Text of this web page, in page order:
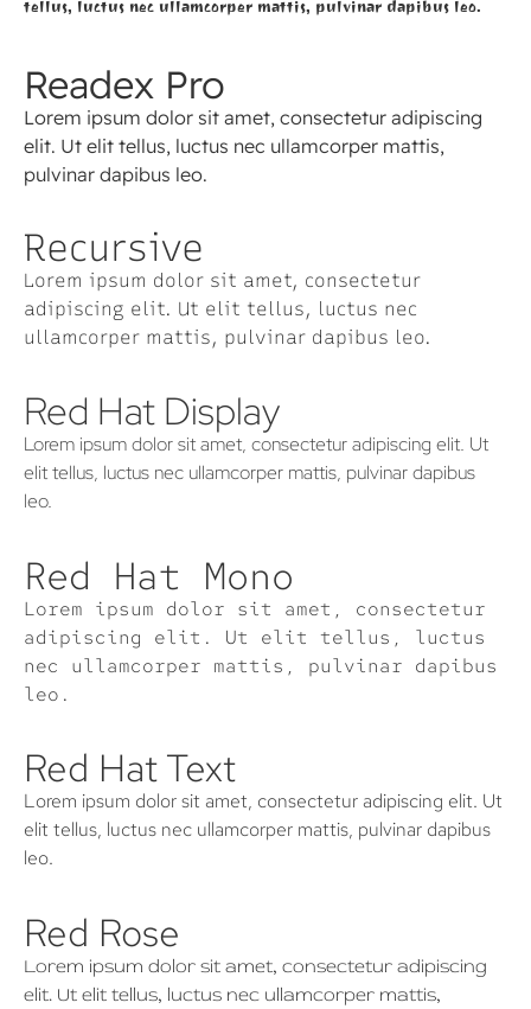
tellus, luctus nec ullamcorper mattis, pulvinar dapibus leo.
Readex Pro
Lorem ipsum dolor sit amet, consectetur adipiscing
elit. Ut elit tellus, luctus nec ullamcorper mattis,
pulvinar dapibus leo.
Recursive
Lorem ipsum dolor sit amet, consectetur
adipiscing elit. Ut elit tellus, luctus nec
ullamcorper mattis, pulvinar dapibus leo.
Red Hat Display
Lorem ipsum dolor sit amet, consectetur adipiscing elit. Ut
elit tellus, luctus nec ullamcorper mattis, pulvinar dapibus
leo.
Red Hat Mono
Lorem ipsum dolor sit amet, consectetur
adipiscing elit. Ut elit tellus, luctus
nec ullamcorper mattis, pulvinar dapibus
leo.
Red Hat Text
Lorem ipsum dolor sit amet, consectetur adipiscing elit. Ut
elit tellus, luctus nec ullamcorper mattis, pulvinar dapibus
leo.
Red Rose
Lorem ipsum dolor sit amet, consectetur adipiscing
elit. Ut elit tellus, luctus nec ullamcorper mattis,